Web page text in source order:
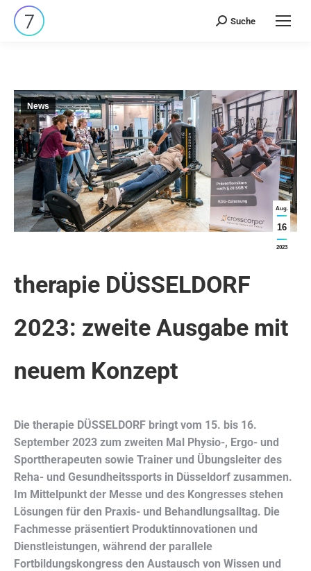
Search:
Suche
Aug.
16
2023
News
therapie DÜSSELDORF
2023: zweite Ausgabe mit
neuem Konzept
Die therapie DÜSSELDORF bringt vom 15. bis 16.
September 2023 zum zweiten Mal Physio-, Ergo- und
Sporttherapeuten sowie Trainer und Übungsleiter des
Reha- und Gesundheitssports in Düsseldorf zusammen.
Im Mittelpunkt der Messe und des Kongresses stehen
Lösungen für den Praxis- und Behandlungsalltag. Die
Fachmesse präsentiert Produktinnovationen und
Dienstleistungen, während der parallele
Fortbildungskongress den Austausch von Wissen und